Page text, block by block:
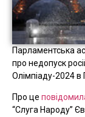
Парламентська
про недопуск
Олімпіаду-2024 в
Про це
“Слуга Народу”